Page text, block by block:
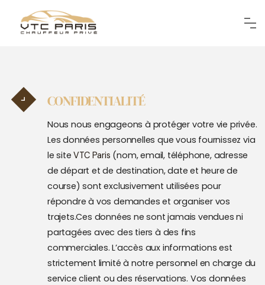
CONFIDENTIALITÉ
Nous nous engageons à protéger votre vie privée.
Les données personnelles que vous fournissez via
le siteVTC Paris (nom, email, téléphone, adresse
de départ et de destination, date et heure de
course) sont exclusivement utilisées pour
répondre à vos demandes et organiser vos
trajets.Ces données ne sont jamais vendues ni
partagées avec des tiers à des fins
commerciales. L’accès aux informations est
strictement limité à notre personnel en charge du
service client ou des réservations. Vos données